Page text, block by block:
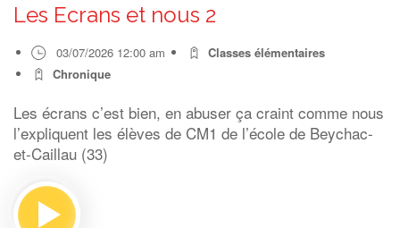
Les Ecrans et nous 2
03/07/2026 12:00 am
Classes élémentaires
Chronique
Les écrans c’est bien, en abuser ça craint comme nous
l’expliquent les élèves de CM1 de l’école de Beychac-
et-Caillau (33)